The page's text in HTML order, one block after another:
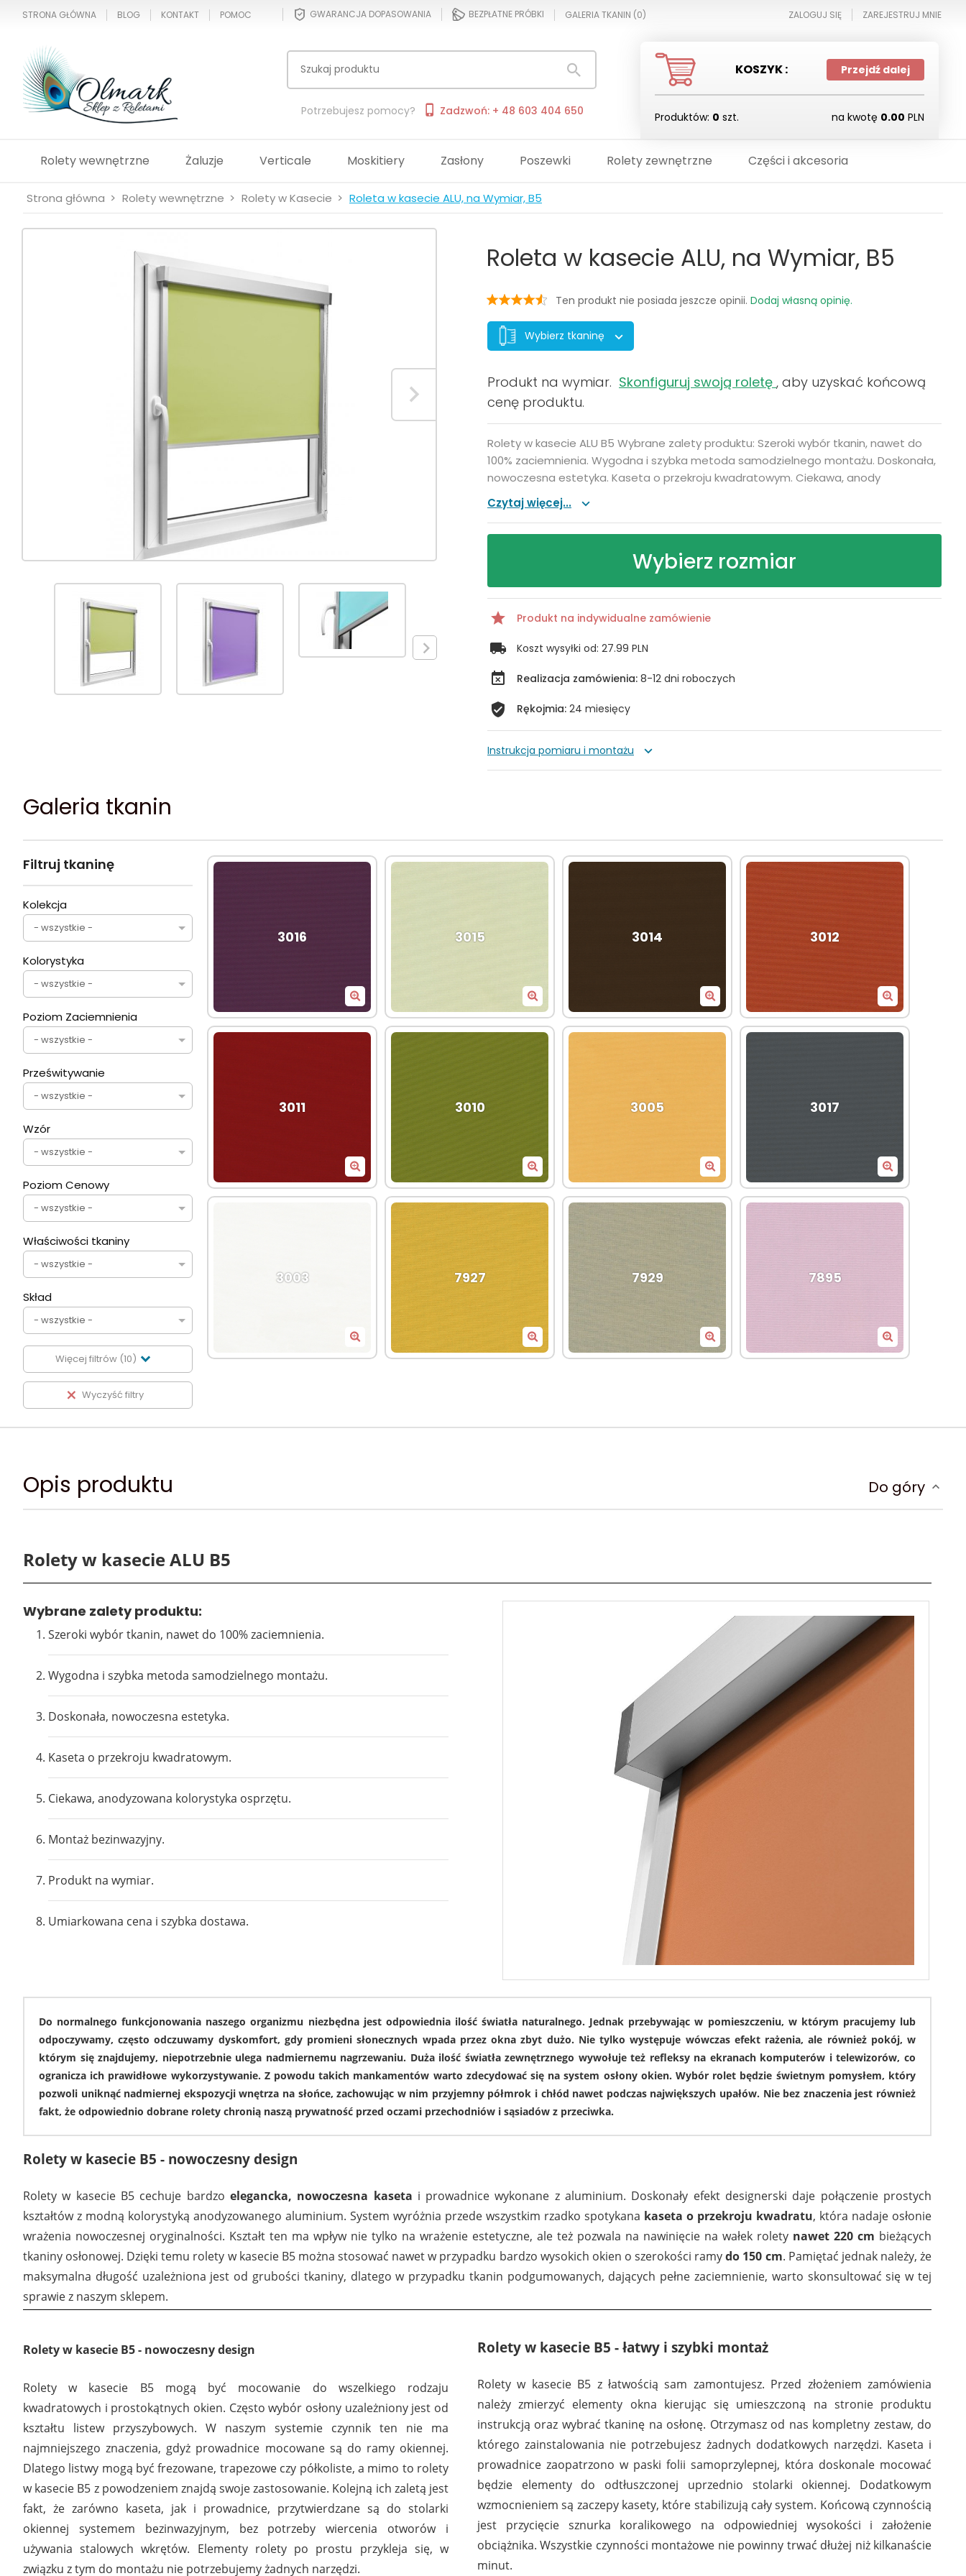
STRONA GŁÓWNA BLOG KONTAKT POMOC GWARANCJA DOPASOWANIA BEZPŁATNE PRÓBKI GALERIA TKANIN (0) ZALOGUJ SIĘ ZAREJESTRUJ MNIE
Potrzebujesz pomocy? Zadzwoń: + 48 603 404 650
KOSZYK : Przejdź dalej
Produktów: 0 szt. na kwotę 0.00 PLN
Rolety wewnętrzne Żaluzje Verticale Moskitiery Zasłony Poszewki Rolety zewnętrzne Części i akcesoria
Strona główna Rolety wewnętrzne Rolety w Kasecie Roleta w kasecie ALU, na Wymiar, B5
Roleta w kasecie ALU, na Wymiar, B5
Ten produkt nie posiada jeszcze opinii. Dodaj własną opinię.
Wybierz tkaninę
Produkt na wymiar. Skonfiguruj swoją roletę , aby uzyskać końcową
cenę produktu.
Rolety w kasecie ALU B5 Wybrane zalety produktu: Szeroki wybór tkanin, nawet do
100% zaciemnienia. Wygodna i szybka metoda samodzielnego montażu. Doskonała,
nowoczesna estetyka. Kaseta o przekroju kwadratowym. Ciekawa, anody
Czytaj więcej...
Wybierz rozmiar
Produkt na indywidualne zamówienie
Koszt wysyłki od: 27.99 PLN
Realizacja zamówienia: 8-12 dni roboczych
Rękojmia: 24 miesięcy
Instrukcja pomiaru i montażu
Galeria tkanin
Filtruj tkaninę
Kolekcja
- wszystkie -
Kolorystyka
- wszystkie -
Poziom Zaciemnienia
- wszystkie -
Prześwitywanie
- wszystkie -
Wzór
- wszystkie -
Poziom Cenowy
- wszystkie -
Właściwości tkaniny
- wszystkie -
Skład
- wszystkie -
Więcej filtrów (10)
Wyczyść filtry
3016 3015 3014 3012
3011 3010 3005 3017
3003 7927 7929 7895
7909
7905
10867
4934 4935 4978 4981
Opis produktu Do góry
Rolety w kasecie ALU B5
Wybrane zalety produktu:
Szeroki wybór tkanin, nawet do 100% zaciemnienia.
Wygodna i szybka metoda samodzielnego montażu.
Doskonała, nowoczesna estetyka.
Kaseta o przekroju kwadratowym.
Ciekawa, anodyzowana kolorystyka osprzętu.
Montaż bezinwazyjny.
Produkt na wymiar.
Umiarkowana cena i szybka dostawa.
Do normalnego funkcjonowania naszego organizmu niezbędna jest odpowiednia ilość światła naturalnego. Jednak przebywając w pomieszczeniu, w którym pracujemy lub
odpoczywamy, często odczuwamy dyskomfort, gdy promieni słonecznych wpada przez okna zbyt dużo. Nie tylko występuje wówczas efekt rażenia, ale również pokój, w
którym się znajdujemy, niepotrzebnie ulega nadmiernemu nagrzewaniu. Duża ilość światła zewnętrznego wywołuje też refleksy na ekranach komputerów i telewizorów, co
ogranicza ich prawidłowe wykorzystywanie. Z powodu takich mankamentów warto zdecydować się na system osłony okien. Wybór rolet będzie świetnym pomysłem, który
pozwoli uniknąć nadmiernej ekspozycji wnętrza na słońce, zachowując w nim przyjemny półmrok i chłód nawet podczas największych upałów. Nie bez znaczenia jest również
fakt, że odpowiednio dobrane rolety chronią naszą prywatność przed oczami przechodniów i sąsiadów z przeciwka.
Rolety w kasecie B5 - nowoczesny design
Rolety w kasecie B5 cechuje bardzo elegancka, nowoczesna kaseta i prowadnice wykonane z aluminium. Doskonały efekt designerski daje połączenie prostych
kształtów z modną kolorystyką anodyzowanego aluminium. System wyróżnia przede wszystkim rzadko spotykana kaseta o przekroju kwadratu, która nadaje osłonie
wrażenia nowoczesnej oryginalności. Kształt ten ma wpływ nie tylko na wrażenie estetyczne, ale też pozwala na nawinięcie na wałek rolety nawet 220 cm bieżących
tkaniny osłonowej. Dzięki temu rolety w kasecie B5 można stosować nawet w przypadku bardzo wysokich okien o szerokości ramydo 150 cm. Pamiętać jednak należy, że
maksymalna długość uzależniona jest od grubości tkaniny, dlatego w przypadku tkanin podgumowanych, dających pełne zaciemnienie, warto skonsultować się w tej
sprawie z naszym sklepem.
Rolety w kasecie B5 - nowoczesny design
Rolety w kasecie B5 mogą być mocowanie do wszelkiego rodzaju
kwadratowych i prostokątnych okien. Często wybór osłony uzależniony jest od
kształtu listew przyszybowych. W naszym systemie czynnik ten nie ma
najmniejszego znaczenia, gdyż prowadnice mocowane są do ramy okiennej.
Dlatego listwy mogą być frezowane, trapezowe czy półkoliste, a mimo to rolety
w kasecie B5 z powodzeniem znajdą swoje zastosowanie. Kolejną ich zaletą jest
fakt, że zarówno kaseta, jak i prowadnice, przytwierdzane są do stolarki
okiennej systemem bezinwazyjnym, bez potrzeby wiercenia otworów i
używania stalowych wkrętów. Elementy rolety po prostu przykleja się, w
związku z tym do montażu nie potrzebujemy żadnych narzędzi.
Rolety w kasecie B5 - łatwy i szybki montaż
Rolety w kasecie B5 z łatwością sam zamontujesz. Przed złożeniem zamówienia
należy zmierzyć elementy okna kierując się umieszczoną na stronie produktu
instrukcją oraz wybrać tkaninę na osłonę. Otrzymasz od nas kompletny zestaw, do
którego zainstalowania nie potrzebujesz żadnych dodatkowych narzędzi. Kaseta i
prowadnice zaopatrzono w paski folii samoprzylepnej, która doskonale mocować
będzie elementy do odtłuszczonej uprzednio stolarki okiennej. Dodatkowym
wzmocnieniem są zaczepy kasety, które stabilizują cały system. Końcową czynnością
jest przycięcie sznurka koralikowego na odpowiedniej wysokości i założenie
obciążnika. Wszystkie czynności montażowe nie powinny trwać dłużej niż kilkanaście
minut.